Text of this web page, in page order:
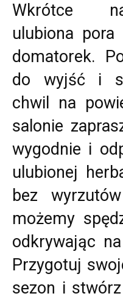
Wkrótce
ulubiona
domatorek.
do wyjść i
chwil na
salonie
wygodnie i
ulubionej
bez
możemy
odkrywając
Przygotuj
sezon i